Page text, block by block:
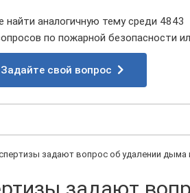
найти аналогичную тему среди 4843
по пожарной безопасности
Задайте свой вопрос
задают вопрос об удалении дыма